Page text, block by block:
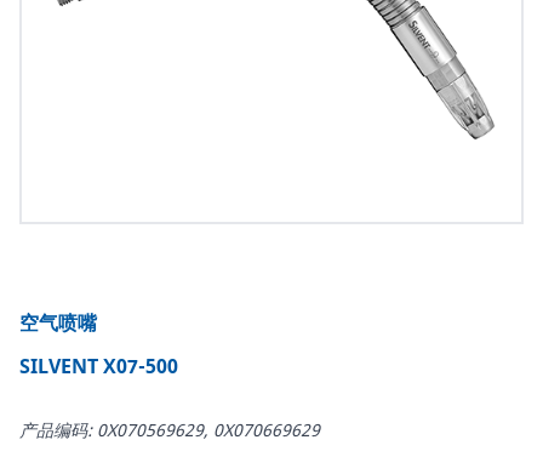
空气喷嘴
SILVENT X07-500
产品编码: 0X070569629, 0X070669629